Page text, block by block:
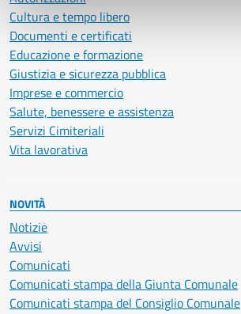
Cultura e tempo libero
Documenti e certificati
Educazione e formazione
Giustizia e sicurezza pubblica
Imprese e commercio
Salute, benessere e assistenza
Servizi Cimiteriali
Vita lavorativa
NOVITÀ
Notizie
Avvisi
Comunicati
Comunicati stampa della Giunta Comunale
Comunicati stampa del Consiglio Comunale